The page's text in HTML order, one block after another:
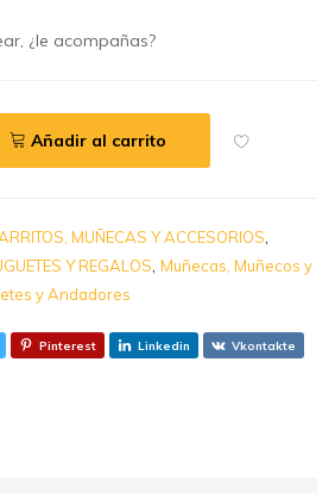
¿le acompañas?
Añadir al carrito
MUÑECAS Y ACCESORIOS,
Y REGALOS, Muñecas, Muñecos y
y Andadores
Pinterest Linkedin Vkontakte